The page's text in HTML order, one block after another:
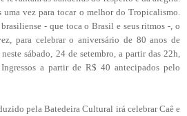
uma vez para tocar o melhor do Tropicalismo.
- que toca o Brasil e seus ritmos -, o
para celebrar o aniversário de 80 anos de
sábado, 24 de setembro, a partir das 22h,
a partir de R$ 40 antecipados pelo
pela Batedeira Cultural irá celebrar Caê e